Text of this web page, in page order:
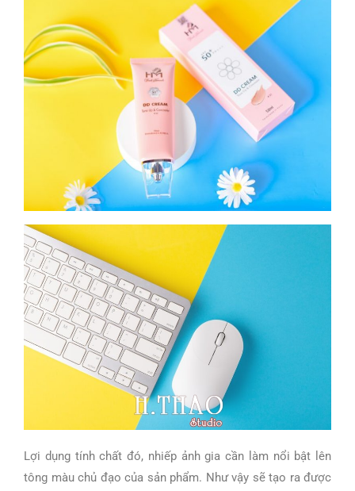
Lợi dụng tính chất đó, nhiếp ảnh gia cần làm nổi bật lên
tông màu chủ đạo của sản phẩm. Như vậy sẽ tạo ra được